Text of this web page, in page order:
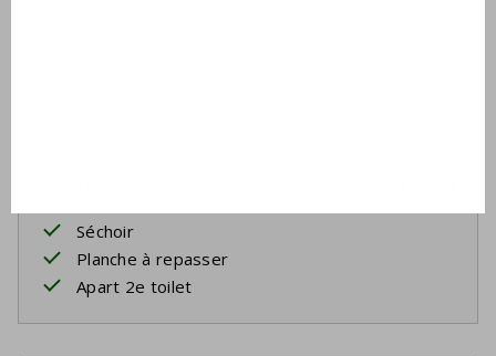
Séchoir
Planche à repasser
Apart 2e toilet